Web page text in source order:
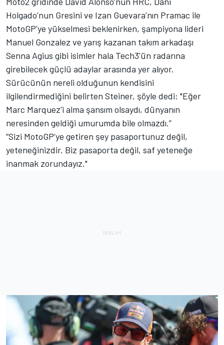
Holgado’nun Gresini ve Izan Guevara’nın Pramac ile
MotoGP'ye yükselmesi beklenirken, şampiyona lideri
Manuel Gonzalez ve yarış kazanan takım arkadaşı
Senna Agius gibi isimler hala Tech3'ün radarına
girebilecek güçlü adaylar arasında yer alıyor.
Sürücünün nereli olduğunun kendisini
ilgilendirmediğini belirten Steiner, şöyle dedi: "Eğer
Marc Marquez'i alma şansım olsaydı, dünyanın
neresinden geldiği umurumda bile olmazdı.”
“Sizi MotoGP’ye getiren şey pasaportunuz değil,
yeteneğinizdir. Biz pasaporta değil, saf yeteneğe
inanmak zorundayız."